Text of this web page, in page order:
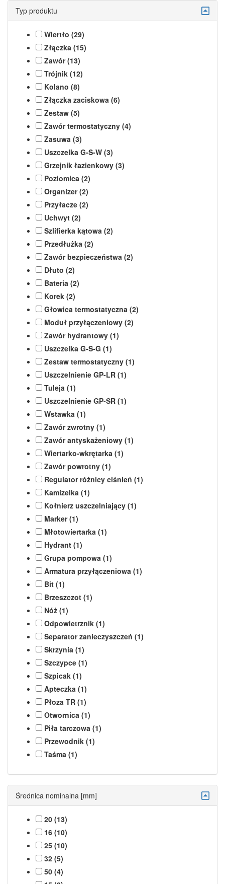
Typ produktu
Wiertło (29)
Złączka (15)
Zawór (13)
Trójnik (12)
Kolano (8)
Złączka zaciskowa (6)
Zestaw (5)
Zawór termostatyczny (4)
Zasuwa (3)
Uszczelka G-S-W (3)
Grzejnik łazienkowy (3)
Poziomica (2)
Organizer (2)
Przyłacze (2)
Uchwyt (2)
Szlifierka kątowa (2)
Przedłużka (2)
Zawór bezpieczeństwa (2)
Dłuto (2)
Bateria (2)
Korek (2)
Głowica termostatyczna (2)
Moduł przyłączeniowy (2)
Zawór hydrantowy (1)
Uszczelka G-S-G (1)
Zestaw termostatyczny (1)
Uszczelnienie GP-LR (1)
Tuleja (1)
Uszczelnienie GP-SR (1)
Wstawka (1)
Zawór zwrotny (1)
Zawór antyskażeniowy (1)
Wiertarko-wkrętarka (1)
Zawór powrotny (1)
Regulator różnicy ciśnień (1)
Kamizelka (1)
Kołnierz uszczelniający (1)
Marker (1)
Młotowiertarka (1)
Hydrant (1)
Grupa pompowa (1)
Armatura przyłączeniowa (1)
Bit (1)
Brzeszczot (1)
Nóż (1)
Odpowietrznik (1)
Separator zanieczyszczeń (1)
Skrzynia (1)
Szczypce (1)
Szpicak (1)
Apteczka (1)
Płoza TR (1)
Otwornica (1)
Piła tarczowa (1)
Przewodnik (1)
Taśma (1)
Średnica nominalna [mm]
20 (13)
16 (10)
25 (10)
32 (5)
50 (4)